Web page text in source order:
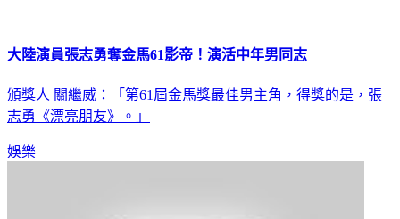
大陸演員張志勇奪金馬61影帝！演活中年男同志
頒獎人 關繼威：「第61屆金馬獎最佳男主角，得獎的是，張
志勇《漂亮朋友》。」
娛樂